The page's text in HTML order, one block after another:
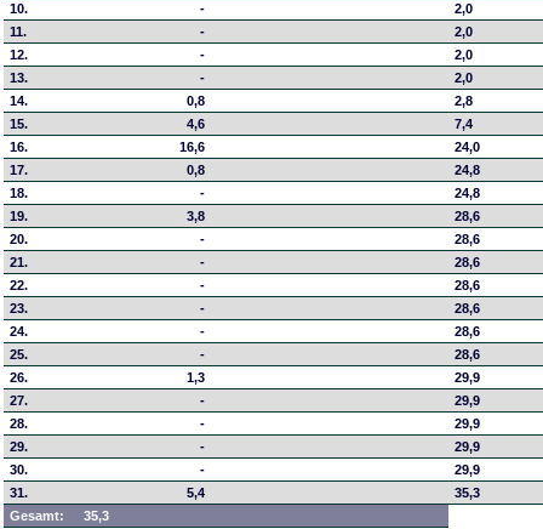
10.
-
2,0
11.
-
2,0
12.
-
2,0
13.
-
2,0
14.
0,8
2,8
15.
4,6
7,4
16.
16,6
24,0
17.
0,8
24,8
18.
-
24,8
19.
3,8
28,6
20.
-
28,6
21.
-
28,6
22.
-
28,6
23.
-
28,6
24.
-
28,6
25.
-
28,6
26.
1,3
29,9
27.
-
29,9
28.
-
29,9
29.
-
29,9
30.
-
29,9
31.
5,4
35,3
Gesamt:
35,3